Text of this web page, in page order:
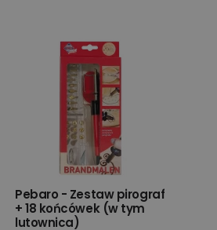
Pebaro - Zestaw pirograf
+ 18 końcówek (w tym
lutownica)